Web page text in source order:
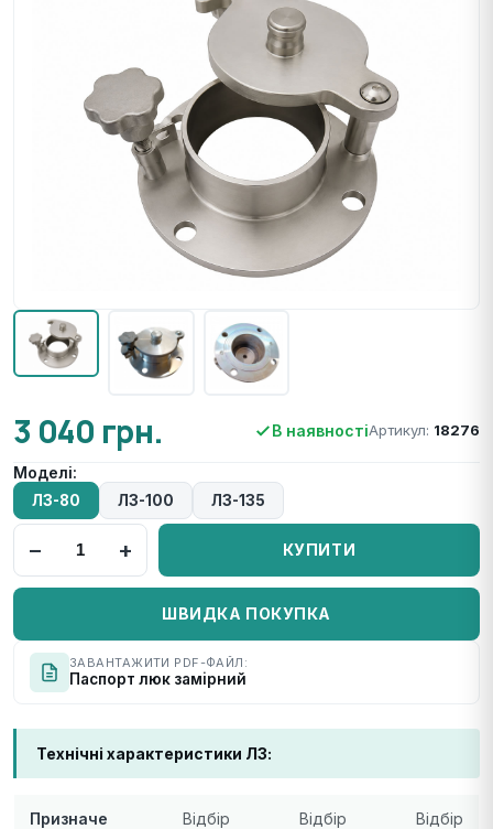
3 040 грн. В наявностіАртикул: 18276
Моделі:
ЛЗ-80 ЛЗ-100 ЛЗ-135
− + КУПИТИ
ШВИДКА ПОКУПКА
ЗАВАНТАЖИТИ PDF-ФАЙЛ:
Паспорт люк замiрний
Технічні характеристики ЛЗ:
Призначе
Відбір
Відбір
Відбір